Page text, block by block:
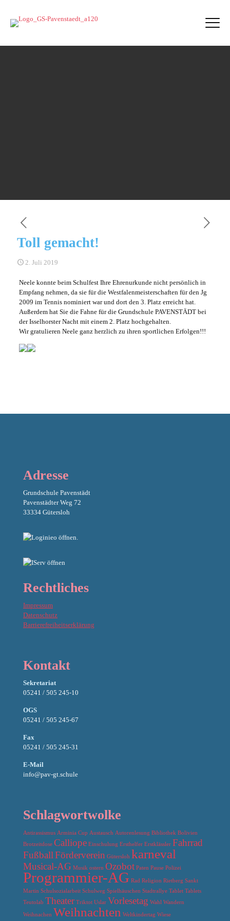
Toll gemacht!
2. Juli 2019
Neele konnte beim Schulfest Ihre Ehrenurkunde nicht persönlich in
Empfang nehmen, da sie für die Westfalenmeisterschaften für den Jg
2009 im Tennis nominiert war und dort den 3. Platz erreicht hat.
Außerdem hat Sie die Fahne für die Grundschule PAVENSTÄDT bei
der Isselhorster Nacht mit einem 2. Platz hochgehalten.
Wir gratulieren Neele ganz herzlich zu ihren sportlichen Erfolgen!!!
Adresse
Grundschule Pavenstädt
Pavenstädter Weg 72
33334 Gütersloh
Rechtliches
Impressum
Datenschutz
Barrierefreiheitserklärung
Kontakt
Sekretariat
05241 / 505 245-10
OGS
05241 / 505 245-67
Fax
05241 / 505 245-31
E-Mail
info@pav-gt.schule
Schlagwortwolke
Antirassismus Arminia Cup Austausch Autorenlesung Bibliothek Bolivien
Brotzeitdose Calliope Einschulung Ersthelfer Erstklässler Fahrrad
FußballFörderverein Gütersloh karneval
Musical-AG Musik ostern Ozobot Paten Pause Polizei
Programmier-AG Rad Religion Rietberg Sankt
Martin Schulsozialarbeit Schulweg Spielhäuschen Stadtrallye Tablet Tablets
Teutolab Theater Triktot Uslar Vorlesetag Wahl Wandern
Weihnachen Weihnachten Weltkindertag Wiese